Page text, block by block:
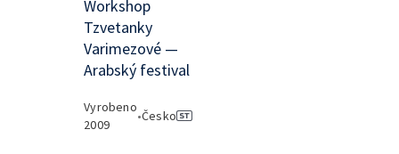
Workshop
Tzvetanky
Varimezové —
Arabský festival
Vyrobeno
2009
•Česko